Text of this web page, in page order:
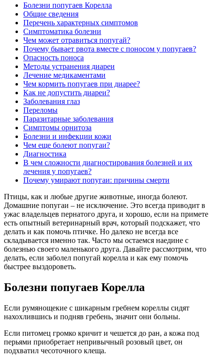
Болезни попугаев Корелла
Общие сведения
Перечень характерных симптомов
Симптоматика болезни
Чем может отравиться попугай?
Почему бывает рвота вместе с поносом у попугаев?
Опасность поноса
Методы устранения диареи
Лечение медикаментами
Чем кормить попугаев при диарее?
Как не допустить диареи?
Заболевания глаз
Переломы
Паразитарные заболевания
Симптомы орнитоза
Болезни и инфекции кожи
Чем еще болеют попугаи?
Диагностика
В чем сложности диагностирования болезней и их
лечения у попугаев?
Почему умирают попугаи: причины смерти
Птицы, как и любые другие животные, иногда болеют.
Домашние попугаи – не исключение. Это всегда приводит в
ужас владельцев пернатого друга, и хорошо, если на примете
есть опытный ветеринарный врач, который подскажет, что
делать и как помочь птичке. Но далеко не всегда все
складывается именно так. Часто мы остаемся наедине с
болезнью своего маленького друга. Давайте рассмотрим, что
делать, если заболел попугай корелла и как ему помочь
быстрее выздороветь.
Болезни попугаев Корелла
Если румянощекие с шикарным гребнем кореллы сидят
нахохлившись и подняв гребень, значит они больны.
Если питомец громко кричит и чешется до ран, а кожа под
перьями приобретает непривычный розовый цвет, он
подхватил чесоточного клеща.